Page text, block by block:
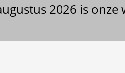
2026 is